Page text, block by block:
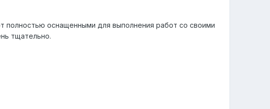
оснащенными для выполнения работ со своими
тщательно.